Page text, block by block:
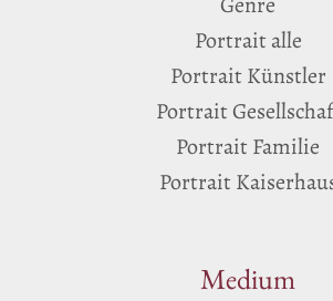
Portrait alle
Portrait Künstler
Portrait
Portrait Familie
Portrait
Medium